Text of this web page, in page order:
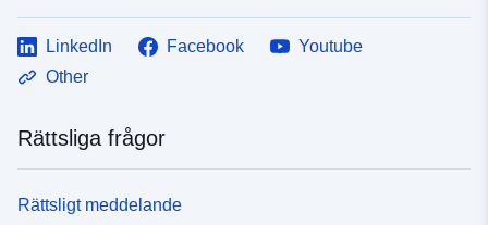
LinkedIn Facebook
Youtube
Other
Rättsliga frågor
Rättsligt meddelande